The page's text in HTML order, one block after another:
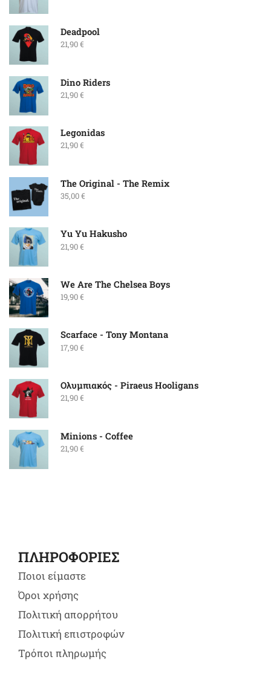
Deadpool
21,90€
Dino Riders
21,90€
Legonidas
21,90€
The Original - The Remix
35,00€
Yu Yu Hakusho
21,90€
We Are The Chelsea Boys
19,90€
Scarface - Tony Montana
17,90€
Ολυμπιακός - Piraeus Hooligans
21,90€
Minions - Coffee
21,90€
ΠΛΗΡΟΦΟΡΙΕΣ
Ποιοι είμαστε
Όροι χρήσης
Πολιτική απορρήτου
Πολιτική επιστροφών
Τρόποι πληρωμής